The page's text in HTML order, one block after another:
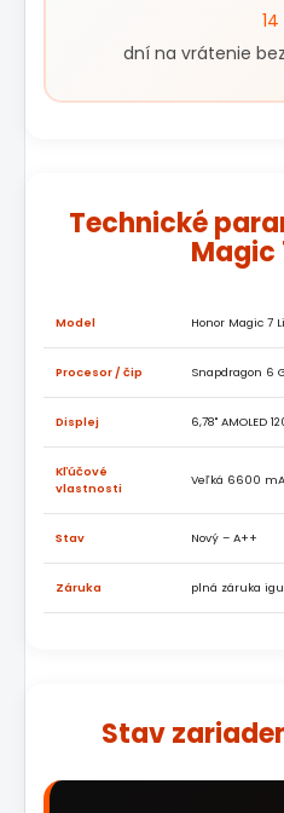
14
dní na vrátenie
Technické
Magic
Model Honor Magic 7
Procesor / čip Snapdragon 6
Displej 6,78" AMOLED
Kľúčové
vlastnosti
Veľká 6600
Stav Nový – A++
Záruka plná záruka
Stav